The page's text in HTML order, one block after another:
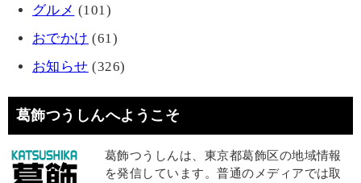
グルメ (101)
おでかけ (61)
お知らせ (326)
葛飾つうしんへようこそ
葛飾つうしんは、東京都葛飾区の地域情報
を発信しています。普通のメディアでは取